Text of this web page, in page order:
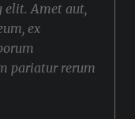
elit. Amet aut,
ex
pariatur rerum